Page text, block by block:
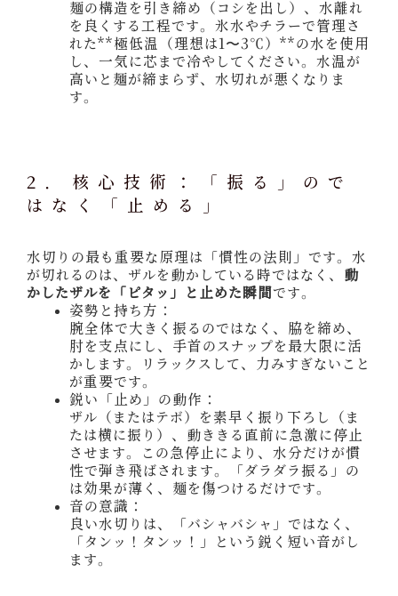
麺の構造を引き締め（コシを出し）、水離れ
を良くする工程です。氷水やチラーで管理さ
れた**極低温（理想は1〜3℃）**の水を使用
し、一気に芯まで冷やしてください。水温が
高いと麺が締まらず、水切れが悪くなりま
す。
2. 核心技術：「振る」ので
はなく「止める」
水切りの最も重要な原理は「慣性の法則」です。水
が切れるのは、ザルを動かしている時ではなく、 動
かしたザルを「ピタッ」と止めた瞬間 です。
姿勢と持ち方：
腕全体で大きく振るのではなく、脇を締め、
肘を支点にし、手首のスナップを最大限に活
かします。リラックスして、力みすぎないこと
が重要です。
鋭い「止め」の動作：
ザル（またはテボ）を素早く振り下ろし（ま
たは横に振り）、動ききる直前に急激に停止
させます。この急停止により、水分だけが慣
性で弾き飛ばされます。「ダラダラ振る」の
は効果が薄く、麺を傷つけるだけです。
音の意識：
良い水切りは、「バシャバシャ」ではなく、
「タンッ！タンッ！」という鋭く短い音がし
ます。